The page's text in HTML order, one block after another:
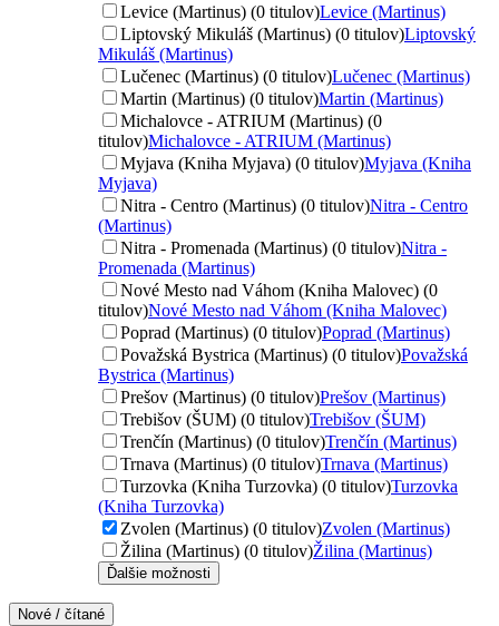
Levice (Martinus) (0 titulov)Levice (Martinus)
Liptovský Mikuláš (Martinus) (0 titulov)Liptovský
Mikuláš (Martinus)
Lučenec (Martinus) (0 titulov)Lučenec (Martinus)
Martin (Martinus) (0 titulov)Martin (Martinus)
Michalovce - ATRIUM (Martinus) (0
titulov)Michalovce - ATRIUM (Martinus)
Myjava (Kniha Myjava) (0 titulov)Myjava (Kniha
Myjava)
Nitra - Centro (Martinus) (0 titulov)Nitra - Centro
(Martinus)
Nitra - Promenada (Martinus) (0 titulov)Nitra -
Promenada (Martinus)
Nové Mesto nad Váhom (Kniha Malovec) (0
titulov)Nové Mesto nad Váhom (Kniha Malovec)
Poprad (Martinus) (0 titulov)Poprad (Martinus)
Považská Bystrica (Martinus) (0 titulov)Považská
Bystrica (Martinus)
Prešov (Martinus) (0 titulov)Prešov (Martinus)
Trebišov (ŠUM) (0 titulov)Trebišov (ŠUM)
Trenčín (Martinus) (0 titulov)Trenčín (Martinus)
Trnava (Martinus) (0 titulov)Trnava (Martinus)
Turzovka (Kniha Turzovka) (0 titulov)Turzovka
(Kniha Turzovka)
Zvolen (Martinus) (0 titulov)Zvolen (Martinus)
Žilina (Martinus) (0 titulov)Žilina (Martinus)
Ďalšie možnosti
Nové / čítané